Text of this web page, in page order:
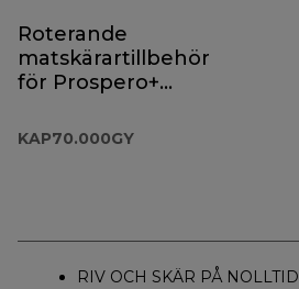
Roterande
matskärartillbehör
för Prospero+
KAP70.000GY
RIV OCH SKÄR PÅ NOLLTID